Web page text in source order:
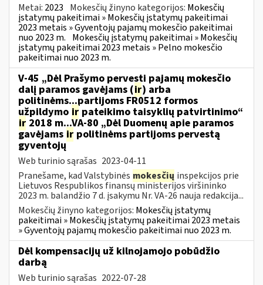
Metai: 2023 Mokesčių žinyno kategorijos: Mokesčių
įstatymų pakeitimai » Mokesčių įstatymų pakeitimai
2023 metais » Gyventojų pajamų mokesčio pakeitimai
nuo 2023 m. Mokesčių įstatymų pakeitimai » Mokesčių
įstatymų pakeitimai 2023 metais » Pelno mokesčio
pakeitimai nuo 2023 m.
V-45 „Dėl Prašymo pervesti pajamų mokesčio
dalį paramos gavėjams (ir) arba
politinėms...partijoms FR0512 formos
užpildymo ir pateikimo taisyklių patvirtinimo“
ir 2018 m...VA-80 „Dėl Duomenų apie paramos
gavėjams ir politinėms partijoms pervestą
gyventojų
Web turinio sąrašas 2023-04-11
Pranešame, kad Valstybinės mokesčių inspekcijos prie
Lietuvos Respublikos finansų ministerijos viršininko
2023 m. balandžio 7 d. įsakymu Nr. VA-26 nauja redakcija...
Mokesčių žinyno kategorijos: Mokesčių įstatymų
pakeitimai » Mokesčių įstatymų pakeitimai 2023 metais
» Gyventojų pajamų mokesčio pakeitimai nuo 2023 m.
Dėl kompensacijų už kilnojamojo pobūdžio
darbą
Web turinio sąrašas 2022-07-28